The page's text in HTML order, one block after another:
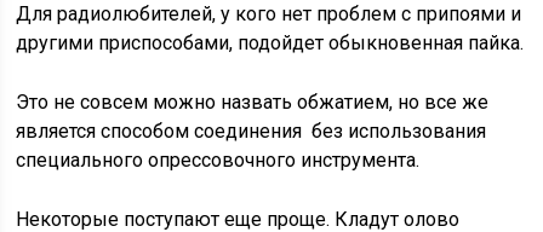
Для радиолюбителей, у кого нет проблем с припоями и
другими приспособами, подойдет обыкновенная пайка.
Это не совсем можно назвать обжатием, но все же
является способом соединения без использования
специального опрессовочного инструмента.
Некоторые поступают еще проще. Кладут олово